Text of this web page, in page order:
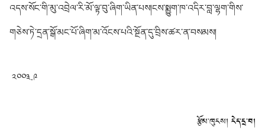
འདས་སོང་གི་མུ་འབྲེལ་རི་མོ་ལྟ་བུ་ཞིག་ཡིན་པས།ངས་སྨྱུག་ཁ་འདིར་བླ་ལྷག་གིས་
གཅེས་ཏེ་དྲན་སྒོ་མང་པོ་ཞིག་མ་འོངས་པའི་སྔོན་དུ་བྲིས་ཚར་ན་བསམས།
༢༠༠༣.༩
རྩོམ་ཁུངས། ངེད་དྲ་བ།